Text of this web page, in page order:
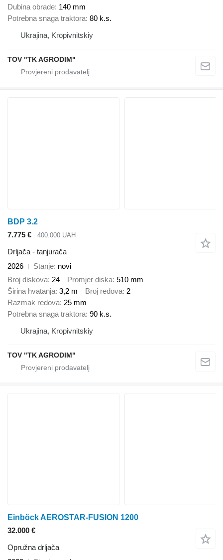
Dubina obrade 140 mm
Potrebna snaga traktora 80 k.s.
Ukrajina, Kropivnitskiy
TOV "TK AGRODIM"
BDP 3.2
7.775 €
400.000 UAH
Drljača - tanjurača
2026
Stanje novi
Broj diskova 24 Promjer diska 510 mm
Širina hvatanja 3,2 m Broj redova 2
Razmak redova 25 mm
Potrebna snaga traktora 90 k.s.
Ukrajina, Kropivnitskiy
TOV "TK AGRODIM"
Einböck AEROSTAR-FUSION 1200
32.000 €
Opružna drljača